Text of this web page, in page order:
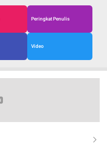
Peringkat Penulis
Video